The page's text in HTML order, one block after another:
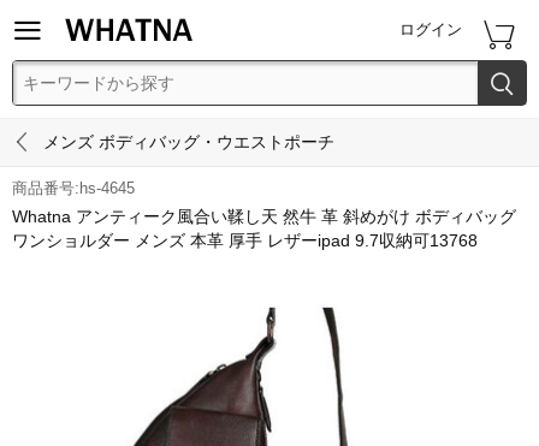
 ログイン 

 メンズ ボディバッグ・ウエストポーチ
商品番号:hs-4645
Whatna アンティーク風合い鞣し天 然牛 革 斜めがけ ボディバッグ
ワンショルダー メンズ 本革 厚手 レザーipad 9.7収納可13768